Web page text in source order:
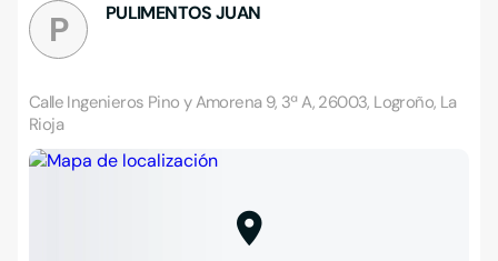
P PULIMENTOS JUAN
Calle Ingenieros Pino y Amorena 9, 3ª A, 26003, Logroño, La
Rioja